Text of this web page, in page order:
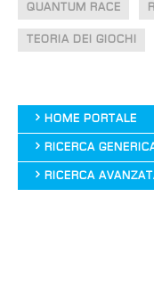
QUANTUM RACE
TEORIA DEI GIOCHI
HOME PORTALE
RICERCA
RICERCA